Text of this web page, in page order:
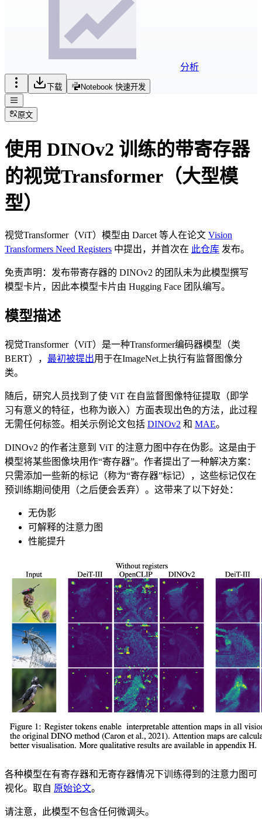
分析
下载 Notebook 快速开发
原文
使用 DINOv2 训练的带寄存器
的视觉Transformer（大型模
型）
视觉Transformer（ViT）模型由 Darcet 等人在论文 Vision
Transformers Need Registers 中提出，并首次在 此仓库 发布。
免责声明：发布带寄存器的 DINOv2 的团队未为此模型撰写
模型卡片，因此本模型卡片由 Hugging Face 团队编写。
模型描述
视觉Transformer（ViT）是一种Transformer编码器模型（类
BERT）， 最初被提出用于在ImageNet上执行有监督图像分
类。
随后，研究人员找到了使 ViT 在自监督图像特征提取（即学
习有意义的特征，也称为嵌入）方面表现出色的方法，此过程
无需任何标签。相关示例论文包括 DINOv2 和 MAE。
DINOv2 的作者注意到 ViT 的注意力图中存在伪影。这是由于
模型将某些图像块用作“寄存器”。作者提出了一种解决方案：
只需添加一些新的标记（称为“寄存器”标记），这些标记仅在
预训练期间使用（之后便会丢弃）。这带来了以下好处：
无伪影
可解释的注意力图
性能提升
各种模型在有寄存器和无寄存器情况下训练得到的注意力图可
视化。取自 原始论文。
请注意，此模型不包含任何微调头。